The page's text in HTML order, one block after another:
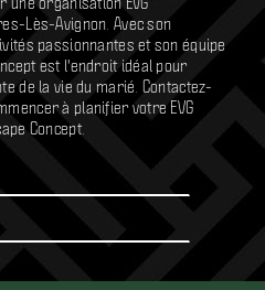
Lès-Avignon. Avec son
passionnantes et son équipe
est l'endroit idéal pour
de la vie du marié. Contactez-
à planifier votre EVG
Concept.